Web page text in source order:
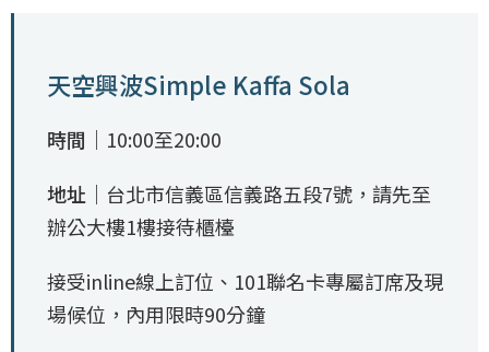
天空興波Simple Kaffa Sola
時間｜ 10:00至20:00
地址｜ 台北市信義區信義路五段7號，請先至
辦公大樓1樓接待櫃檯
接受inline線上訂位、101聯名卡專屬訂席及現
場候位，內用限時90分鐘